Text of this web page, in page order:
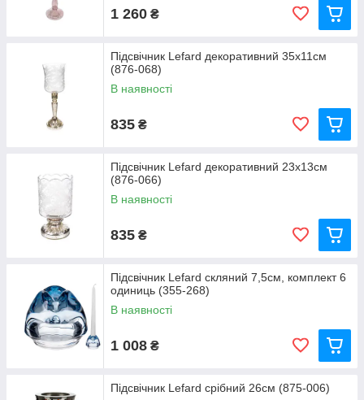
1 260 ₴
Підсвічник Lefard декоративний 35x11см
(876-068)
В наявності
835 ₴
Підсвічник Lefard декоративний 23x13см
(876-066)
В наявності
835 ₴
Підсвічник Lefard скляний 7,5см, комплект 6
одиниць (355-268)
В наявності
1 008 ₴
Підсвічник Lefard срібний 26см (875-006)